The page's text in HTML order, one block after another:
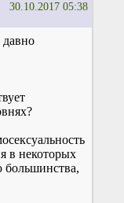
30.10.2017 05:38
давно
в некоторых
большинства,